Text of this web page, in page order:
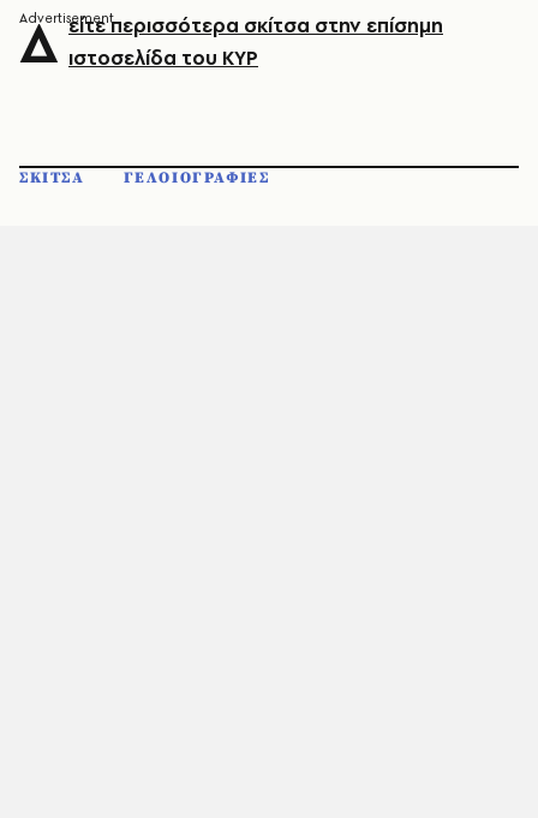
Δ είτε περισσότερα σκίτσα στην επίσημη
ιστοσελίδα του ΚΥΡ
ΣΚΙΤΣΑ ΓΕΛΟΙΟΓΡΑΦΙΕΣ